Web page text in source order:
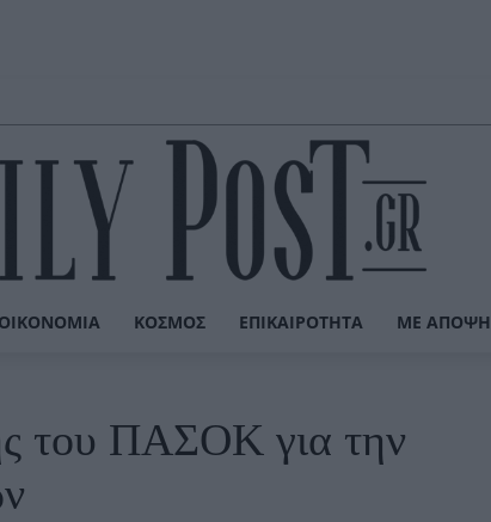
ΟΙΚΟΝΟΜΊΑ ΚΌΣΜΟΣ ΕΠΙΚΑΙΡΌΤΗΤΑ ΜΕ ΆΠΟΨΗ
του ΠΑΣΟΚ για την